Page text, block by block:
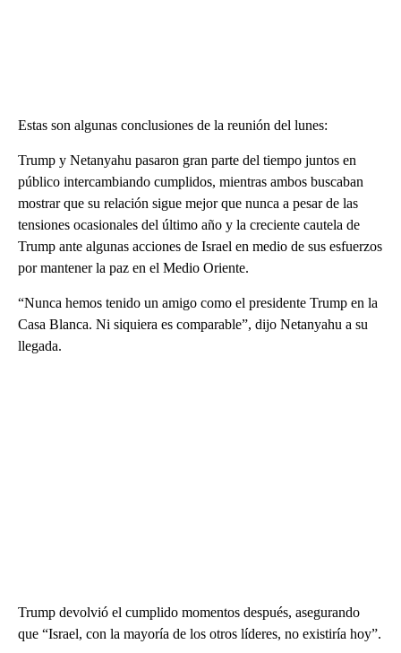
Estas son algunas conclusiones de la reunión del lunes:
Trump y Netanyahu pasaron gran parte del tiempo juntos en
público intercambiando cumplidos, mientras ambos buscaban
mostrar que su relación sigue mejor que nunca a pesar de las
tensiones ocasionales del último año y la creciente cautela de
Trump ante algunas acciones de Israel en medio de sus esfuerzos
por mantener la paz en el Medio Oriente.
“Nunca hemos tenido un amigo como el presidente Trump en la
Casa Blanca. Ni siquiera es comparable”, dijo Netanyahu a su
llegada.
Trump devolvió el cumplido momentos después, asegurando
que “Israel, con la mayoría de los otros líderes, no existiría hoy”.